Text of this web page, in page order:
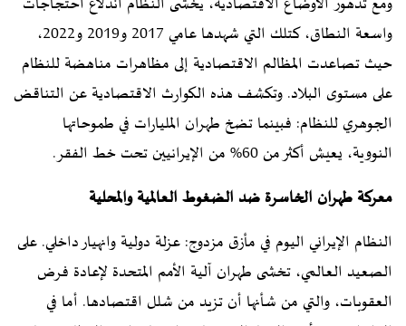
واسعة النطاق، كتلك التي شهدها عامي 2017 و2019 و2022،
حيث تصاعدت المظالم الاقتصادية إلى مظاهرات مناهضة للنظام
على مستوى البلاد. وتكشف هذه الكوارث الاقتصادية عن التناقض
الجوهري للنظام: فبينما تضخ طهران المليارات في طموحاتها
النووية، يعيش أكثر من 60% من الإيرانيين تحت خط الفقر.
معركة طهران الخاسرة ضد الضغوط العالمية والمحلية
النظام الإيراني اليوم في مأزق مزدوج: عزلة دولية وانهيار داخلي. على
الصعيد العالمي، تخشى طهران آلية الأمم المتحدة لإعادة فرض
العقوبات، والتي من شأنها أن تزيد من شلل اقتصادها. أما في